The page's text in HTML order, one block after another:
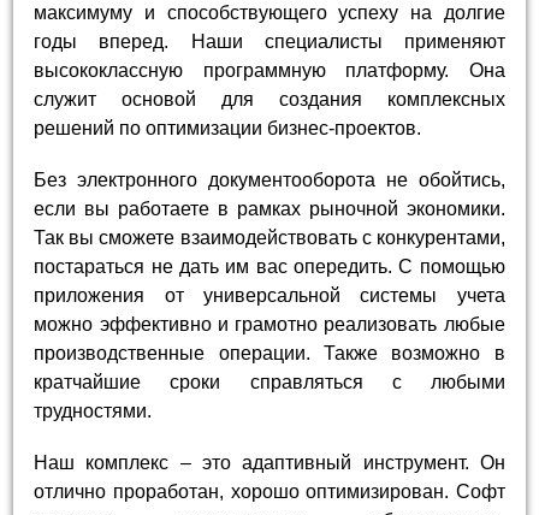
максимуму и способствующего успеху на долгие
годы вперед. Наши специалисты применяют
высококлассную программную платформу. Она
служит основой для создания комплексных
решений по оптимизации бизнес-проектов.
Без электронного документооборота не обойтись,
если вы работаете в рамках рыночной экономики.
Так вы сможете взаимодействовать с конкурентами,
постараться не дать им вас опередить. С помощью
приложения от универсальной системы учета
можно эффективно и грамотно реализовать любые
производственные операции. Также возможно в
кратчайшие сроки справляться с любыми
трудностями.
Наш комплекс – это адаптивный инструмент. Он
отлично проработан, хорошо оптимизирован. Софт